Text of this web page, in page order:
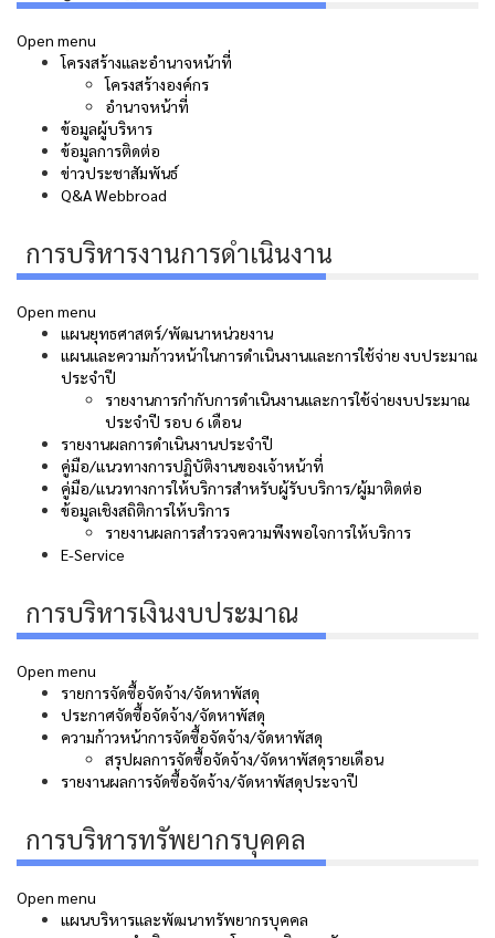
Open menu
โครงสร้างและอำนาจหน้าที่
โครงสร้างองค์กร
อำนาจหน้าที่
ข้อมูลผู้บริหาร
ข้อมูลการติดต่อ
ข่าวประชาสัมพันธ์
Q&A Webbroad
การบริหารงานการดำเนินงาน
Open menu
แผนยุทธศาสตร์/พัฒนาหน่วยงาน
แผนและความก้าวหน้าในการดําเนินงานและการใช้จ่าย งบประมาณ
ประจําปี
รายงานการกำกับการดำเนินงานและการใช้จ่ายงบประมาณ
ประจำปี รอบ 6 เดือน
รายงานผลการดำเนินงานประจำปี
คู่มือ/แนวทางการปฏิบัติงานของเจ้าหน้าที่
คู่มือ/แนวทางการให้บริการสำหรับผู้รับบริการ/ผู้มาติดต่อ
ข้อมูลเชิงสถิติการให้บริการ
รายงานผลการสำรวจความพึงพอใจการให้บริการ
E-Service
การบริหารเงินงบประมาณ
Open menu
รายการจัดซื้อจัดจ้าง/จัดหาพัสดุ
ประกาศจัดซื้อจัดจ้าง/จัดหาพัสดุ
ความก้าวหน้าการจัดซื้อจัดจ้าง/จัดหาพัสดุ
สรุปผลการจัดซื้อจัดจ้าง/จัดหาพัสดุรายเดือน
รายงานผลการจัดซื้อจัดจ้าง/จัดหาพัสดุประจาปี
การบริหารทรัพยากรบุคคล
Open menu
แผนบริหารและพัฒนาทรัพยากรบุคคล